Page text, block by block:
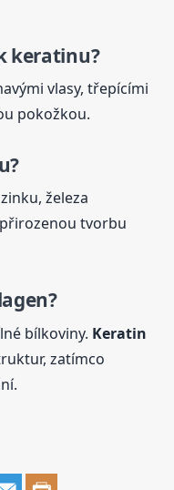
keratinu?
vlasy, třepícími
pokožkou.
železa
tvorbu
bílkoviny. Keratin
zatímco